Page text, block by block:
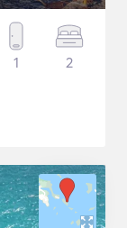
1 2